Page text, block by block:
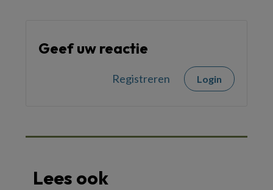
Geef uw reactie
Registreren Login
Lees ook